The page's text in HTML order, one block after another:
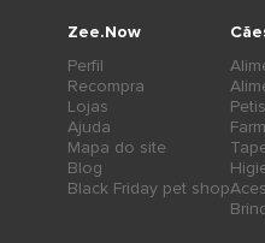
Zee.Now
Perfil
Recompra
Lojas
Ajuda
Mapa do site
Blog
Black Friday pet shop